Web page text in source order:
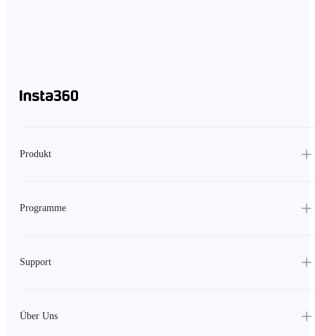
Produkt
Programme
Support
Über Uns